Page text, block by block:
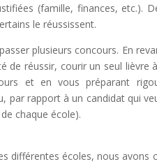
(famille, finances, etc.).
le réussissent.
plusieurs concours. En
de réussir, courir un seul
et en vous préparant
par rapport à un candidat qui
chaque école).
différentes écoles, nous avons